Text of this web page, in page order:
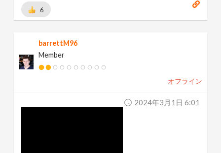
6
barrettM96
Member
オフライン
2024年3月1日 6:01